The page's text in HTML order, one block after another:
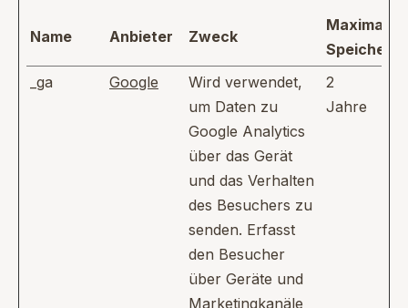
Name Anbieter Zweck
Maximale
_ga
Google
Wird verwendet,
um Daten zu
Google Analytics
über das Gerät
und das Verhalten
des Besuchers zu
senden. Erfasst
den Besucher
über Geräte und
Marketingkanäle
2
Jahre